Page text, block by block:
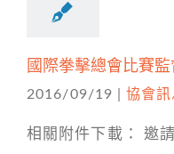
國際拳擊總會比賽
2016/09/19 協會訊
相關附件下載： 邀